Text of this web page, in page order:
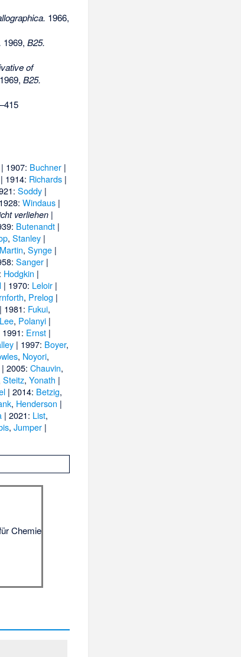
1966,
1969, B25.
of
1969, B25.
| 1907: Buchner |
| 1914: Richards |
Soddy |
Windaus |
verliehen|
Butenandt|
,Stanley |
Martin,Synge |
Sanger|
Hodgkin |
| 1970: Leloir|
, Prelog |
| 1981: Fukui,
Lee, Polanyi |
Ernst|
| 1997: Boyer,
, Noyori,
| 2005:Chauvin,
Steitz, Yonath |
| 2014: Betzig,
, Henderson |
| 2021: List,
,Jumper |
Chemie